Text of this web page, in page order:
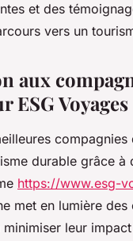
et des
vers un
aux
ESG Voyages
compagnies
durable grâce à
https://www.esg-
met en lumière des
leur impact